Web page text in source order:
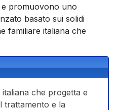
e promuovono uno
basato sui solidi
familiare italiana che
italiana che progetta e
trattamento e la